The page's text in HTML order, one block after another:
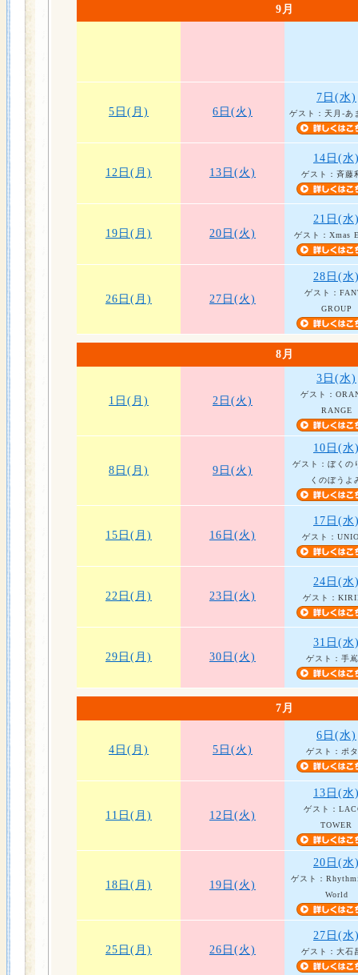
9月
5日(月) 6日(火)
7日(水)
ゲスト：天月-あ
12日(月) 13日(火)
14日(水
ゲスト：斉藤
19日(月) 20日(火)
21日(水
ゲスト：Xmas
26日(月) 27日(火)
28日(水
ゲスト：
GROUP
8月
1日(月) 2日(火)
3日(水)
ゲスト：
RANGE
8日(月) 9日(火)
10日(水
ゲスト：ぼくの
くのぼうよ
15日(月) 16日(火)
17日(水
ゲスト：
22日(月) 23日(火)
24日(水
ゲスト：
29日(月) 30日(火)
31日(水
ゲスト：手
7月
4日(月) 5日(火)
6日(水)
ゲスト：ポ
11日(月) 12日(火)
13日(水
ゲスト：
TOWER
18日(月) 19日(火)
20日(水
ゲスト：
World
25日(月) 26日(火)
27日(水
ゲスト：大石